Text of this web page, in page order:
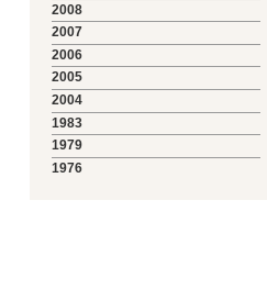
2008
2007
2006
2005
2004
1983
1979
1976